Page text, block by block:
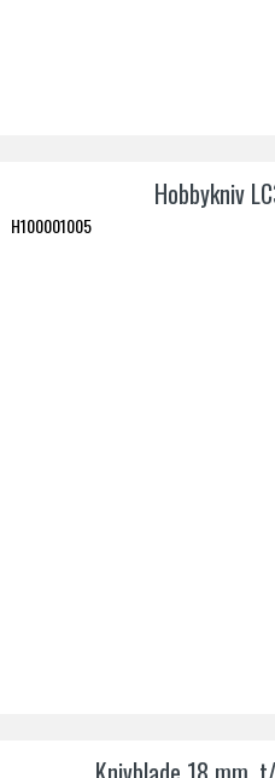
Hobbykniv
H100001005